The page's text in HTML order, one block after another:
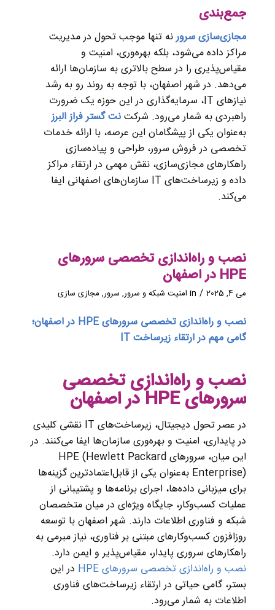
جمع‌بندی
مجازی‌سازی سرورنه‌ تنها موجب تحول در مدیریت
مراکز داده می‌شود، بلکه بهره‌وری، امنیت و
مقیاس‌پذیری را در سطح بالاتری به سازمان‌ها ارائه
می‌دهد. در شهر اصفهان، با توجه به روند رو به رشد
نیازهای IT، سرمایه‌گذاری در این حوزه یک ضرورت
راهبردی به شمار می‌رود. شرکتنت گستر فراز البرز
به‌عنوان یکی از پیشگامان این عرصه، با ارائه خدمات
تخصصی در فروش سرور، طراحی و پیاده‌سازی
راهکارهای مجازی‌سازی، نقش مهمی در ارتقاء مراکز
داده و زیرساخت‌های IT سازمان‌های اصفهانی ایفا
می‌کند.
نصب و راه‌اندازی تخصصی سرورهای
HPE در اصفهان
می 4, 2025 /
in امنیت شبکه و سرور, سرور, مجازی سازی
نصب و راه‌اندازی تخصصی سرورهای HPE در اصفهان؛
گامی مهم در ارتقاء زیرساخت IT
نصب و راه‌اندازی تخصصی
سرورهای HPE در اصفهان
در عصر تحول دیجیتال، زیرساخت‌های IT نقشی کلیدی
در پایداری، امنیت و بهره‌وری سازمان‌ها ایفا می‌کنند. در
این میان، سرورهای HPE (Hewlett Packard
Enterprise) به‌عنوان یکی از قابل‌اعتمادترین گزینه‌ها
برای میزبانی داده‌ها، اجرای برنامه‌ها و پشتیبانی از
عملیات کسب‌وکار، جایگاه ویژه‌ای در میان متخصصان
شبکه و فناوری اطلاعات دارند. شهر اصفهان با توسعه
روزافزون کسب‌وکارهای مبتنی بر فناوری، نیاز مبرمی به
راهکارهای سروری پایدار، مقیاس‌پذیر و ایمن دارد.
نصب و راه‌اندازی تخصصی سرورهای HPE
در این
بستر، گامی حیاتی در ارتقاء زیرساخت‌های فناوری
اطلاعات به شمار می‌رود.